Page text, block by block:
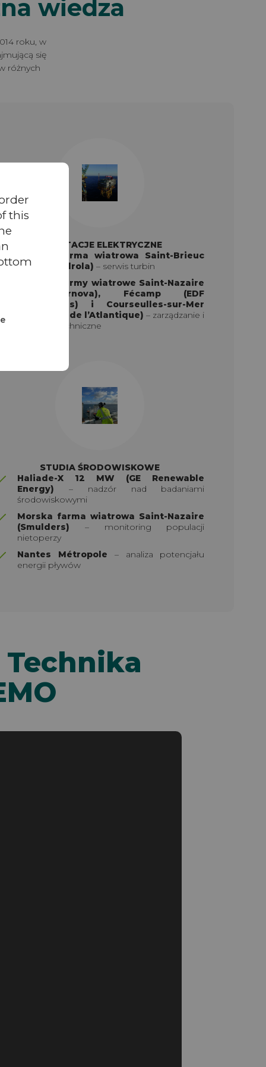
wiedza
roku, w
się
różnych
PODSTACJE ELEKTRYCZNE
Morska farma wiatrowa Saint-Brieuc
(RES / Iberdrola) – serwis turbin
Morskie farmy wiatrowe Saint-Nazaire
(GE Vernova), Fécamp (EDF
Renewables) i Courseulles-sur-Mer
(Chantiers de l’Atlantique) – zarządzanie i
wsparcie techniczne
STUDIA ŚRODOWISKOWE
Haliade-X 12 MW (GE Renewable
Energy) – nadzór nad badaniami
środowiskowymi
Morska farma wiatrowa Saint-Nazaire
(Smulders) – monitoring populacji
nietoperzy
Nantes Métropole – analiza potencjału
energii pływów
Technika
this